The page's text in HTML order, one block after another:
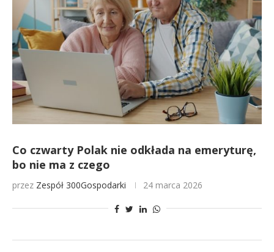
Co czwarty Polak nie odkłada na emeryturę,
bo nie ma z czego
przez Zespół 300Gospodarki 24 marca 2026